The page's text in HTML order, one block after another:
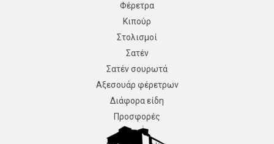
Φέρετρα
Κιπούρ
Στολισμοί
Σατέν
Σατέν σουρωτά
Αξεσουάρ φέρετρων
Διάφορα είδη
Προσφορές